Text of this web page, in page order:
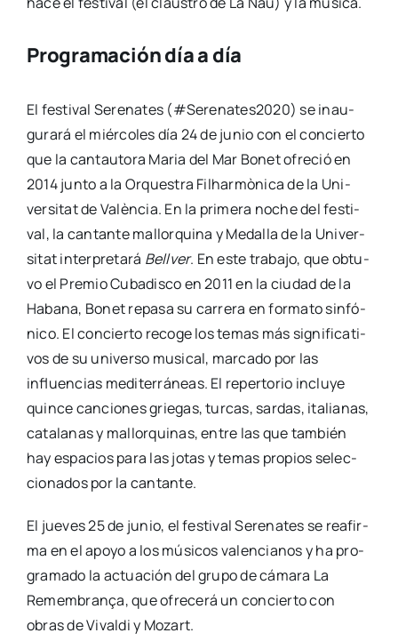
Programación día a día
El fes­ti­val Sere­na­tes (#Serenates2020) se inau­
gu­ra­rá el miér­co­les día 24 de junio con el con­cier­to
que la can­tau­to­ra Maria del Mar Bonet ofre­ció en
2014 jun­to a la Orques­tra Filhar­mò­ni­ca de la Uni­
ver­si­tat de Valèn­cia. En la pri­me­ra noche del fes­ti­
val, la can­tan­te mallor­qui­na y Meda­lla de la Uni­ver­
si­tat inter­pre­ta­rá Bell­ver. En este tra­ba­jo, que obtu­
vo el Pre­mio Cuba­dis­co en 2011 en la ciu­dad de la
Haba­na, Bonet repa­sa su carre­ra en for­ma­to sin­fó­
ni­co. El con­cier­to reco­ge los temas más sig­ni­fi­ca­ti­
vos de su uni­ver­so musi­cal, mar­ca­do por las
influen­cias medi­te­rrá­neas. El reper­to­rio inclu­ye
quin­ce can­cio­nes grie­gas, tur­cas, sar­das, ita­lia­nas,
cata­la­nas y mallor­qui­nas, entre las que tam­bién
hay espa­cios para las jotas y temas pro­pios selec­
cio­na­dos por la can­tan­te.
El jue­ves 25 de junio, el fes­ti­val Sere­na­tes se reafir­
ma en el apo­yo a los músi­cos valen­cia­nos y ha pro­
gra­ma­do la actua­ción del gru­po de cáma­ra La
Remem­bra­nça, que ofre­ce­rá un con­cier­to con
obras de Vival­di y Mozart.